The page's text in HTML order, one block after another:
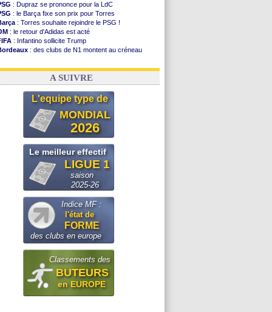
: Dupraz se prononce pour la LdC
: le Barça fixe son prix pour Torres
: Torres souhaite rejoindre le PSG !
: le retour d'Adidas est acté
: Infantino sollicite Trump
: des clubs de N1 montent au créneau
: le démenti de Leipzig pour Diomandé
A SUIVRE
L'equipe type de
MONDIAL
2026
Le meilleur effectif
LIGUE 1
saison
2025-26
Indice MF :
l'état de
FORME
des clubs en europe
Classements des
BUTEURS
en EUROPE